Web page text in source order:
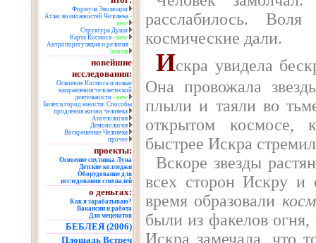
Формула Эволюции
Атлас возможностей Человека -
new
Структура Души
Карта Космоса - new
Антропорегуляция и религия -
lesson
новейшие
исследования:
Освоение Космоса и новые
направления человеческой
деятельности - new
Билет в город юности. Способы
продления жизни человека
Ангелология
Демонология
Воскрешение Человека
прочее
проекты:
Освоение спутника Луна
Детские колледжи
Оборудование для
исследования стихиалей
о деньгах:
Как я зарабатываю?
Вакансии и работа
Для меценатов
БЕБЛЕЯ (2006)
Площадь Встреч
расслабилось.
космические дали.
Искра увидела
Она провожала
плыли и таяли во
открытом космосе,
быстрее Искра
Вскоре звезды
всех сторон Искру и
время образовали
были из факелов
Искра замечала, что